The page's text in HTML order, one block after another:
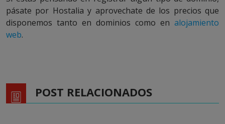
pásate por Hostalia y aprovechate de los precios que
disponemos tanto en dominios como en alojamiento
web.
POST RELACIONADOS